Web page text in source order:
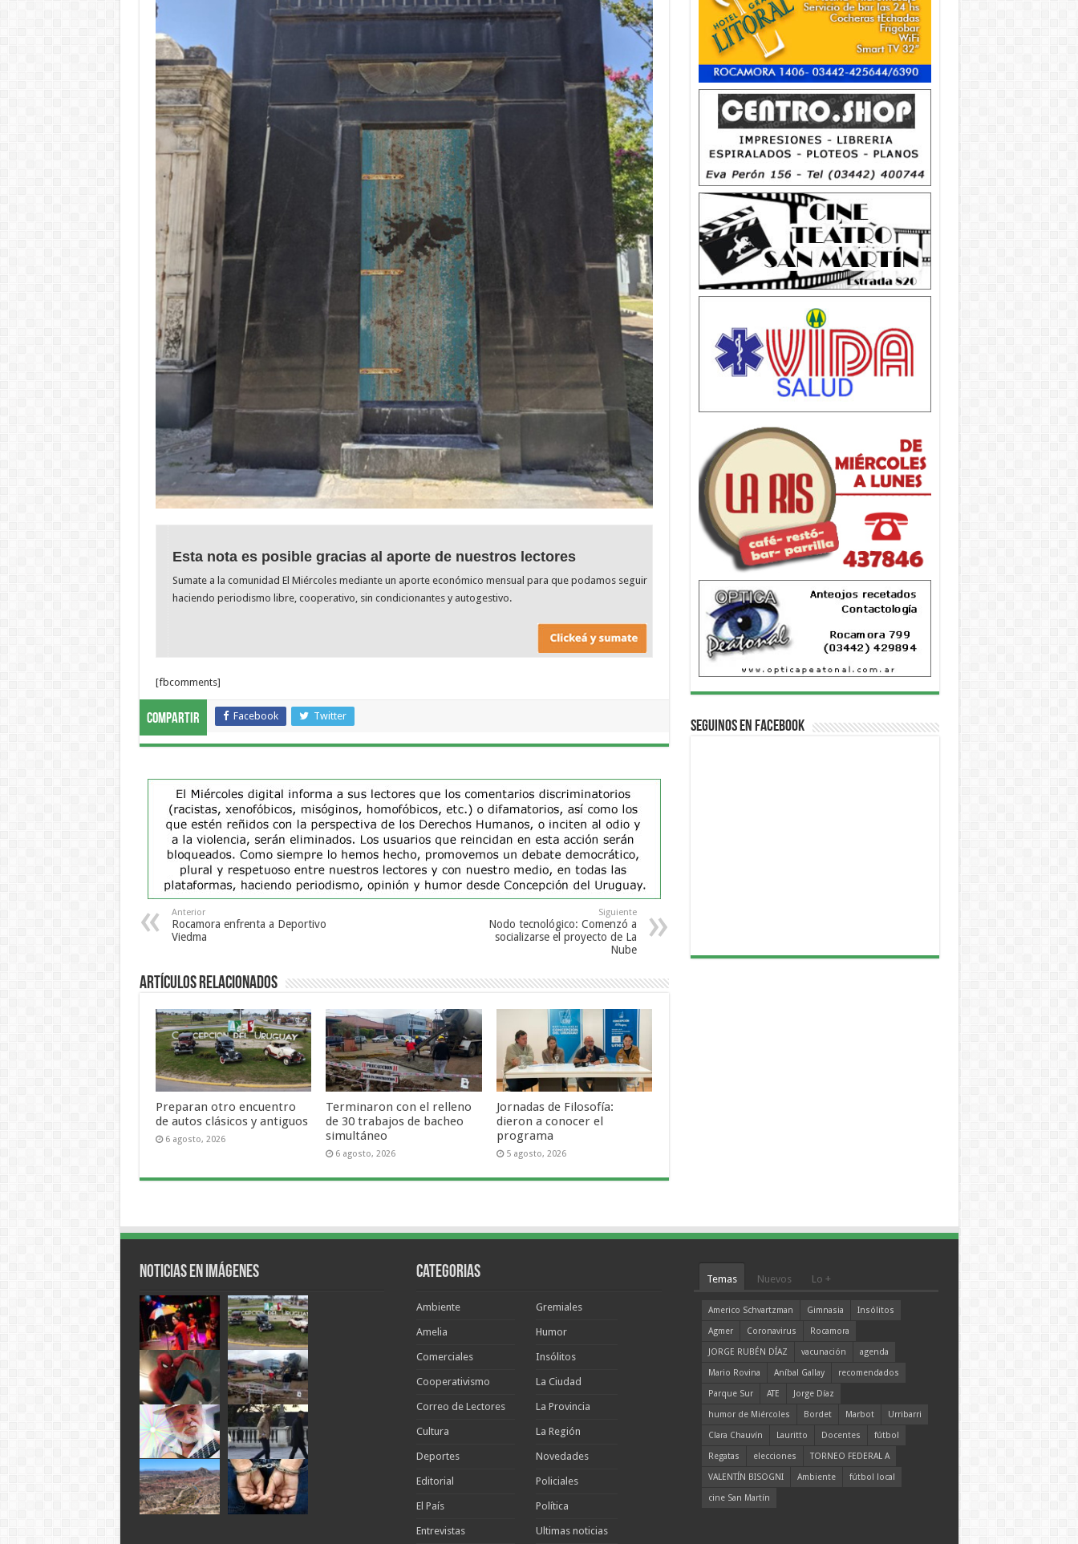
Esta nota es posible gracias al aporte de nuestros lectores
Sumate a la comunidad El Miércoles mediante un aporte económico mensual para que podamos seguir
haciendo periodismo libre, cooperativo, sin condicionantes y autogestivo.
[fbcomments]
Compartir Facebook Twitter
Anterior
Rocamora enfrenta a Deportivo
Viedma
Siguiente
Nodo tecnológico: Comenzó a
socializarse el proyecto de La
Nube
Artículos Relacionados
Preparan otro encuentro
de autos clásicos y antiguos
6 agosto, 2026
Terminaron con el relleno
de 30 trabajos de bacheo
simultáneo
6 agosto, 2026
Jornadas de Filosofía:
dieron a conocer el
programa
5 agosto, 2026
Seguinos en Facebook
Noticias en Imágenes Categorias
Ambiente
Amelia
Comerciales
Cooperativismo
Correo de Lectores
Cultura
Deportes
Editorial
El País
Entrevistas
Gremiales
Humor
Insólitos
La Ciudad
La Provincia
La Región
Novedades
Policiales
Política
Ultimas noticias
Temas Nuevos Lo +
Americo Schvartzman Gimnasia
Insólitos
Agmer
Coronavirus
Rocamora
JORGE RUBÉN DÍAZ
vacunación
agenda
Mario Rovina
Aníbal Gallay
recomendados
Parque Sur
ATE
Jorge Díaz
humor de Miércoles
Bordet Marbot
Urribarri
Clara Chauvín
Lauritto Docentes
fútbol
Regatas
elecciones
TORNEO FEDERAL A
VALENTÍN BISOGNI
Ambiente
fútbol local
cine San Martín